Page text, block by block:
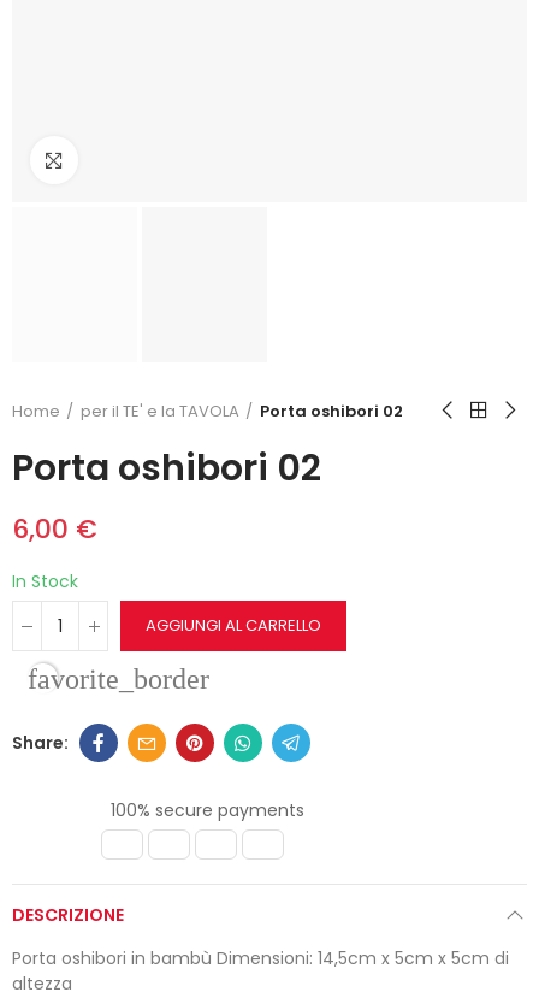
Home per il TE' e la TAVOLA Porta oshibori 02
Porta oshibori 02
6,00 €
In Stock
AGGIUNGI AL CARRELLO
favorite_border
100% secure payments
DESCRIZIONE
Porta oshibori in bambù Dimensioni: 14,5cm x 5cm x 5cm di
altezza